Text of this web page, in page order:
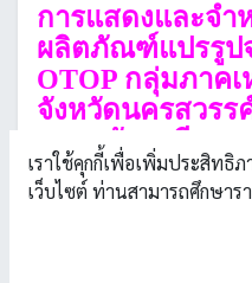
การแสดงและจำ
ผลิตภัณฑ์แปรรูป
OTOP กลุ่มภาค
จังหวัดนครสวรร
และอุทัยธานี
ศูนย์การค้า เจ. เจ. มอลล์ ขอเชิ
ตอนล่าง 2 จังหวัดนครสวรรค์
เราใช้คุกกี้เพื่อเพิ่มประสิทธิ
เว็บไซต์ ท่านสามารถศึกษาร